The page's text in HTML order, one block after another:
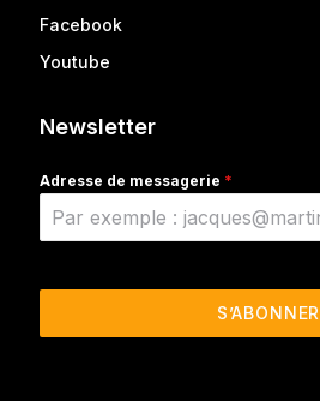
Facebook
Youtube
Newsletter
Adresse de messagerie *
S’ABONNER